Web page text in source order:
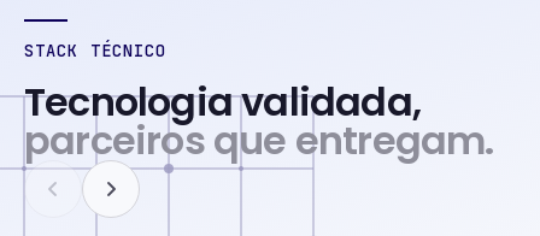
STACK TÉCNICO
Tecnologia validada,
parceiros que entregam.